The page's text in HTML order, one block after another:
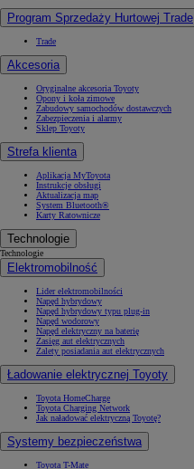
Program Sprzedaży Hurtowej Trade
Trade
Akcesoria
Oryginalne akcesoria Toyoty
Opony i koła zimowe
Zabudowy samochodów dostawczych
Zabezpieczenia i alarmy
Sklep Toyoty
Strefa klienta
Aplikacja MyToyota
Instrukcje obsługi
Aktualizacja map
System Bluetooth®
Karty Ratownicze
Technologie
Technologie
Elektromobilność
Lider elektromobilności
Napęd hybrydowy
Napęd hybrydowy typu plug-in
Napęd wodorowy
Napęd elektryczny na baterię
Zasięg aut elektrycznych
Zalety posiadania aut elektrycznych
Ładowanie elektrycznej Toyoty
Toyota HomeCharge
Toyota Charging Network
Jak naładować elektryczną Toyotę?
Systemy bezpieczeństwa
Toyota T-Mate